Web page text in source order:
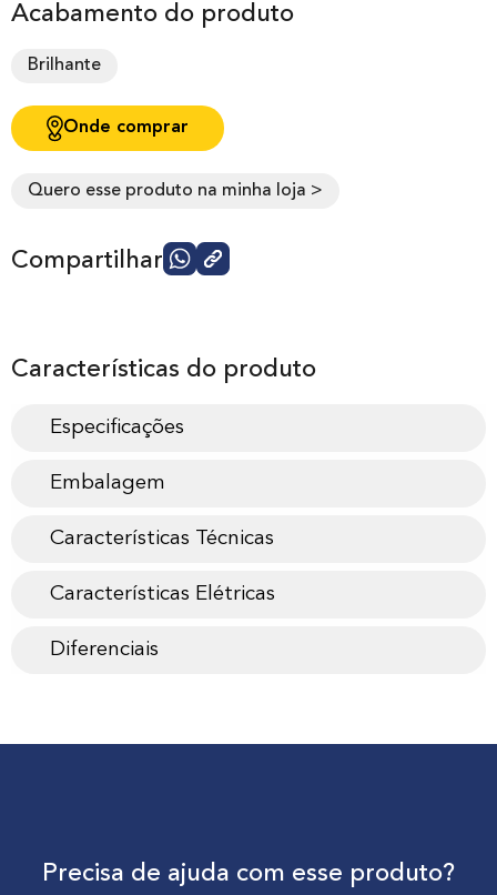
Acabamento do produto
Brilhante
Onde comprar
Quero esse produto na minha loja >
Compartilhar
Características do produto
Especificações
Embalagem
Características Técnicas
Características Elétricas
Diferenciais
Precisa de ajuda com esse produto?